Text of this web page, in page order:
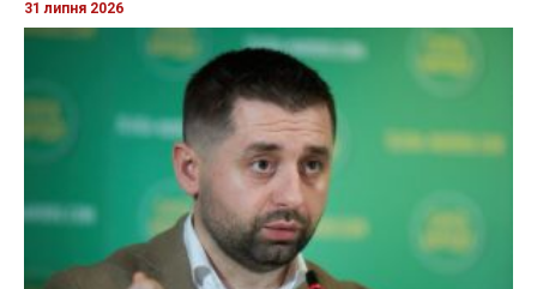
31 липня 2026